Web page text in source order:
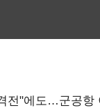
전"에도…군공항